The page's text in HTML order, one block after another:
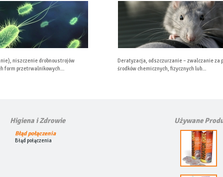
Deratyzacja, odszczurzanie – zwalczanie za pomocą
środków chemicznych, fizycznych lub…
Higiena i Zdrowie
Błąd połączenia
Błąd połączenia
Używane